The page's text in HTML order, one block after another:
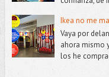
Ikea no me
Vaya por
ahora mismo
los he